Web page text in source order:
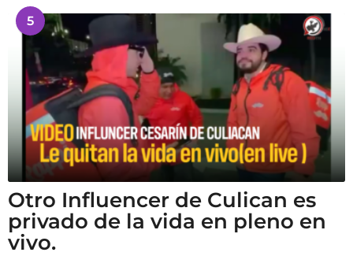
5
Otro Influencer de Culican es
privado de la vida en pleno en
vivo.